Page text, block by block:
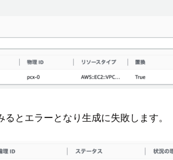
とエラーとなり生成に失敗します。